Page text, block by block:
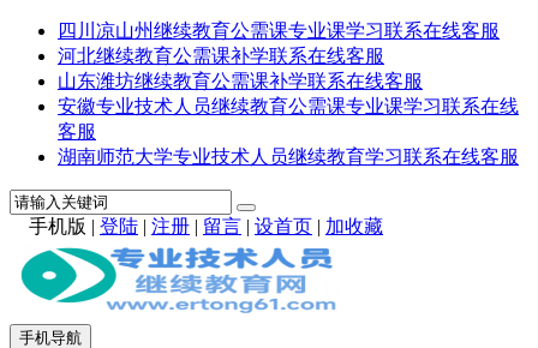
四川凉山州继续教育公需课专业课学习联系在线客服
河北继续教育公需课补学联系在线客服
山东潍坊继续教育公需课补学联系在线客服
安徽专业技术人员继续教育公需课专业课学习联系在线
客服
湖南师范大学专业技术人员继续教育学习联系在线客服
手机版 | 登陆 | 注册 | 留言 | 设首页 | 加收藏
手机导航